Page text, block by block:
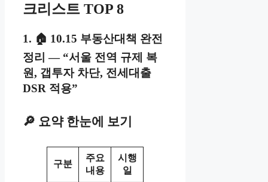
크리스트 TOP 8
1. 🏠 10.15 부동산대책 완전
정리 — “서울 전역 규제 복
원, 갭투자 차단, 전세대출
DSR 적용”
🔎 요약 한눈에 보기
구분
주요
내용
시행
일